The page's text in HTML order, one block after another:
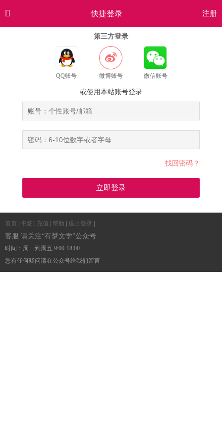
 快捷登录 注册
第三方登录
QQ账号 微博账号 微信账号
或使用本站账号登录
找回密码？
立即登录
首页 书签 充值 帮助 退出登录
客服:请关注“有梦文学”公众号
时间：周一到周五 9:00-18:00
您有任何疑问请在公众号给我们留言